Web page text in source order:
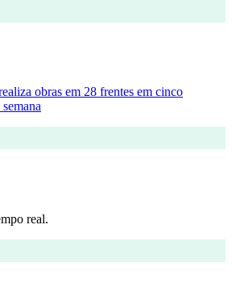
obras em 28 frentes em cinco
real.